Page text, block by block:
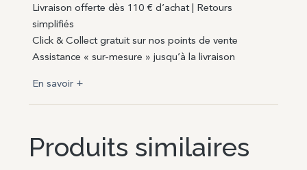
Livraison offerte dès 110 € d’achat | Retours
simplifiés
Click & Collect gratuit sur nos points de vente
Assistance « sur-mesure » jusqu’à la livraison
En savoir +
Produits similaires